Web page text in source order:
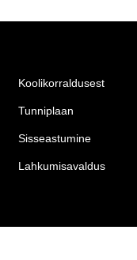
Koolikorraldusest
Tunniplaan
Sisseastumine
Lahkumisavaldus